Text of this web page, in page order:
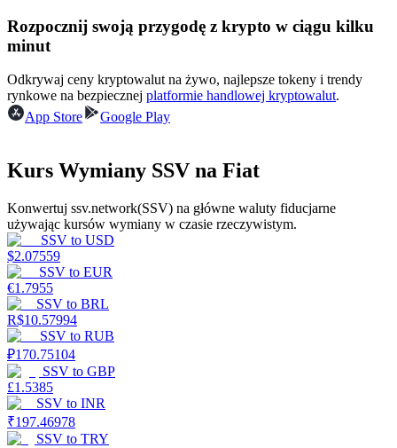
Zarabiać
Mocna Świnka
Codziennie zdobywaj konkurencyjne nagrody
Stawianie
Rozpocznij swoją przygodę z krypto w ciągu kilku
minut
Odkrywaj ceny kryptowalut na żywo, najlepsze tokeny i trendy
rynkowe na bezpiecznej platformie handlowej kryptowalut.
App Store
Google Play
Kurs Wymiany SSV na Fiat
Konwertuj ssv.network(SSV) na główne waluty fiducjarne
używając kursów wymiany w czasie rzeczywistym.
SSV to USD
$2.07559
SSV to EUR
€1.7955
SSV to BRL
R$10.57994
SSV to RUB
₽170.75104
SSV to GBP
£1.5385
SSV to INR
₹197.46978
SSV to TRY